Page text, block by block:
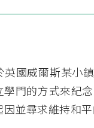
英國威爾斯某小
門的方式來紀
並尋求維持和平